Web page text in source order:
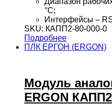
°С;
Интерфейсы –
SKU: КАПП2-80-000-0
Подробнее
ПЛК ЕРГОН (ERGON)
Модуль
ERGON